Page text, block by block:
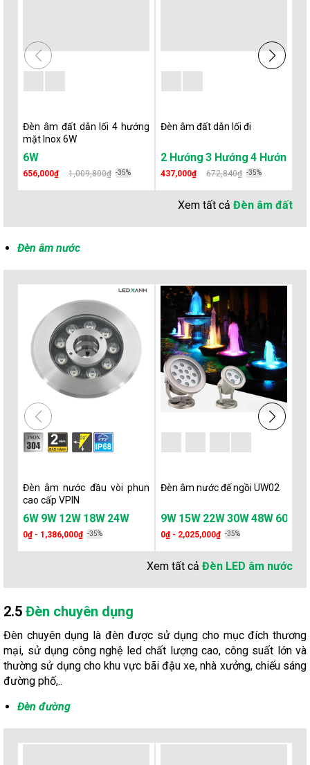
Đèn âm đất dẫn lối 4 hướng
mặt Inox 6W
6W
656,000₫ 1,009,800₫ -35%
Đèn âm đất dẫn lối đi
2 Hướng 3 Hướng 4 Hướng
437,000₫ 672,840₫ -35%
Xem tất cả Đèn âm đất
Đèn âm nước
Đèn âm nước đầu vòi phun
cao cấp VPIN
6W 9W 12W 18W 24W
0₫ - 1,386,000₫ -35%
Đèn âm nước đế ngồi UW02
9W15W22W30W48W60W
0₫ - 2,025,000₫ -35%
Xem tất cả Đèn LED âm nước
2.5 Đèn chuyên dụng
Đèn chuyên dụng là đèn được sử dụng cho mục đích thương
mại, sử dụng công nghệ led chất lượng cao, công suất lớn và
thường sử dụng cho khu vực bãi đậu xe, nhà xưởng, chiếu sáng
đường phố,..
Đèn đường